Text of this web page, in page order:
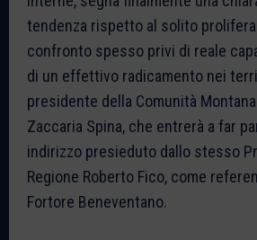
tendenza rispetto al solito
confronto spesso privi di reale
di un effettivo radicamento nei
presidente della Comunità
Zaccaria Spina, che entrerà a far
indirizzo presieduto dallo stesso
Regione Roberto Fico, come
Fortore Beneventano.